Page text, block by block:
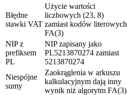
Błędne
stawki VAT
Użycie wartości
liczbowych (23, 8)
zamiast kodów literowych
FA(3)
NIP z
prefiksem
PL
NIP zapisany jako
PL5213870274 zamiast
5213870274
Niespójne
sumy
Zaokrąglenia w arkuszu
kalkulacyjnym dają inny
wynik niż algorytm FA(3)